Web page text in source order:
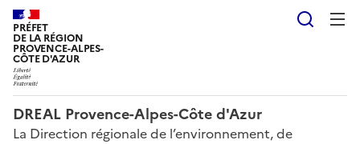
PRÉFET
DE LA RÉGION
PROVENCE-ALPES-
CÔTE D'AZUR
DREAL Provence-Alpes-Côte d'Azur
La Direction régionale de l’environnement, de